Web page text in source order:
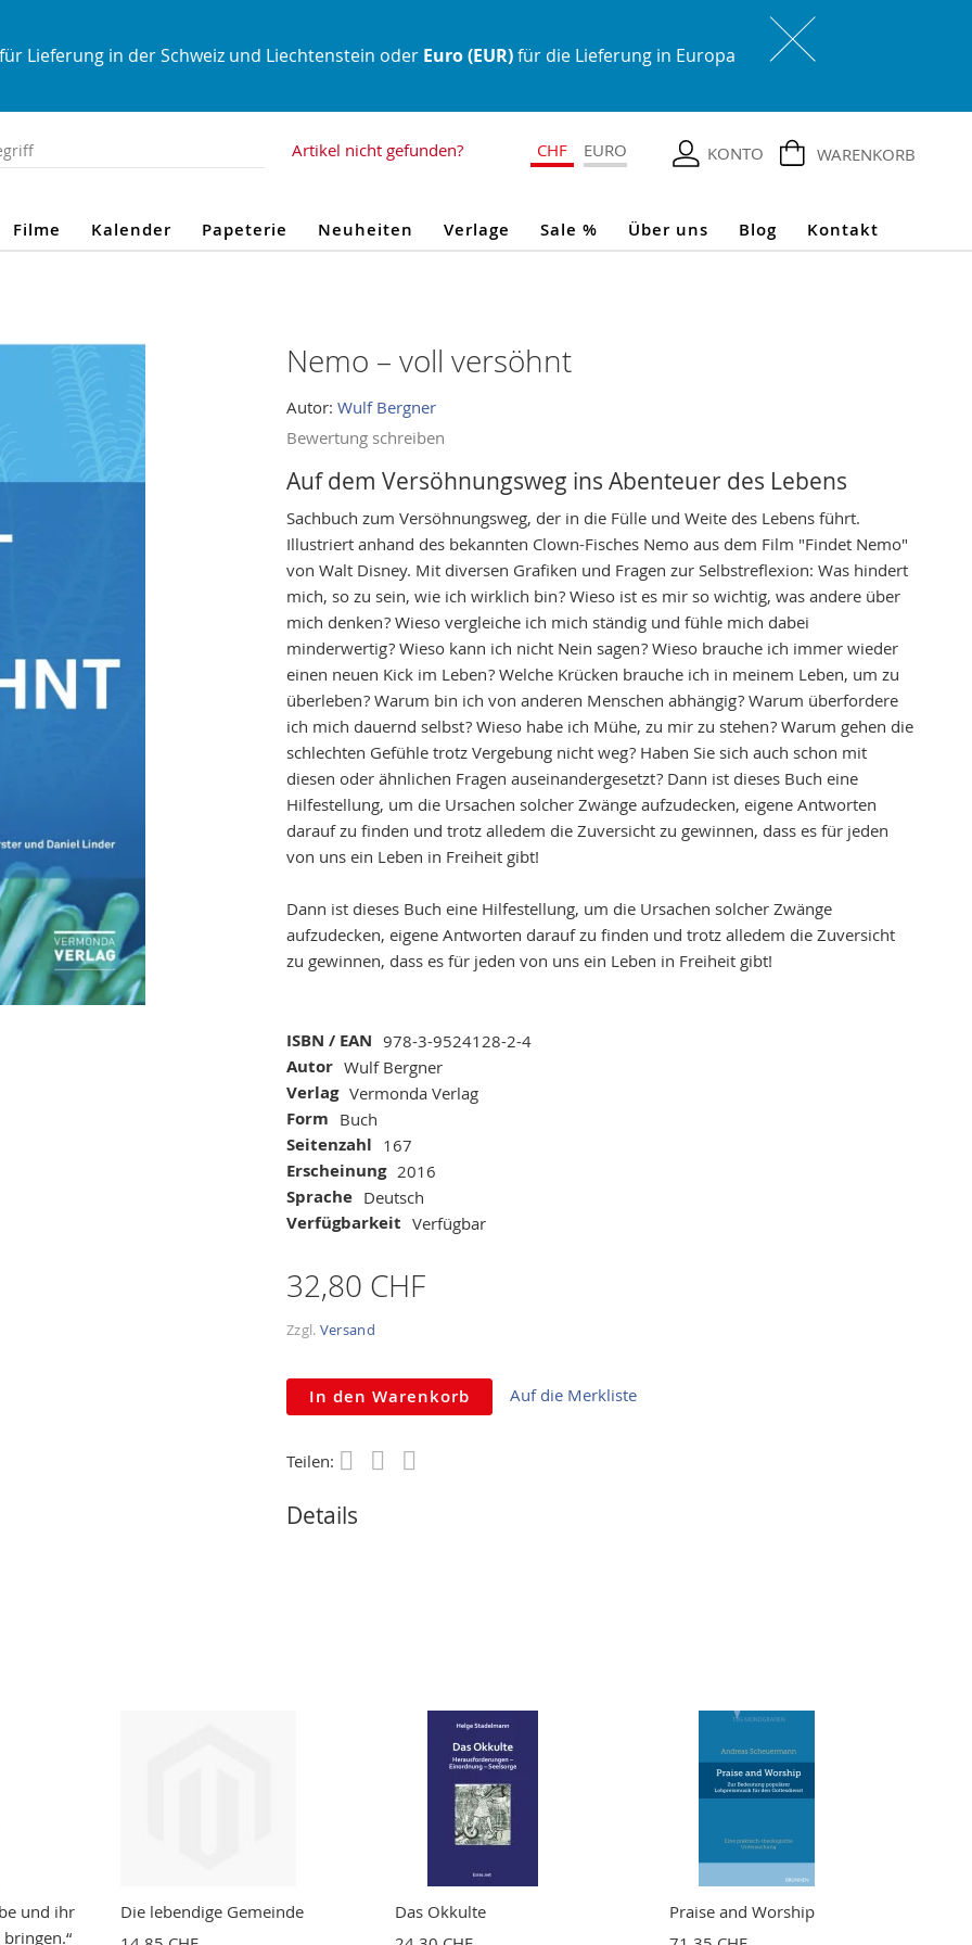
für Lieferung in der Schweiz und Liechtenstein oder Euro (EUR)für die Lieferung in Europa
WARENKORB
KONTO
Artikel nicht gefunden? CHF EURO
Filme Kalender Papeterie Neuheiten Verlage Sale % Über uns Blog Kontakt
Nemo – voll versöhnt
Autor: Wulf Bergner
Bewertung schreiben
Auf dem Versöhnungsweg ins Abenteuer des Lebens
Sachbuch zum Versöhnungsweg, der in die Fülle und Weite des Lebens führt.
Illustriert anhand des bekannten Clown-Fisches Nemo aus dem Film "Findet Nemo"
von Walt Disney. Mit diversen Grafiken und Fragen zur Selbstreflexion: Was hindert
mich, so zu sein, wie ich wirklich bin ? Wieso ist es mir so wichtig, was andere über
mich denken ? Wieso vergleiche ich mich ständig und fühle mich dabei
minderwertig ? Wieso kann ich nicht Nein sagen ? Wieso brauche ich immer wieder
einen neuen Kick im Leben ? Welche Krücken brauche ich in meinem Leben, um zu
überleben ? Warum bin ich von anderen Menschen abhängig ? Warum überfordere
ich mich dauernd selbst ? Wieso habe ich Mühe, zu mir zu stehen ? Warum gehen die
schlechten Gefühle trotz Vergebung nicht weg ? Haben Sie sich auch schon mit
diesen oder ähnlichen Fragen auseinandergesetzt ? Dann ist dieses Buch eine
Hilfestellung, um die Ursachen solcher Zwänge aufzudecken, eigene Antworten
darauf zu finden und trotz alledem die Zuversicht zu gewinnen, dass es für jeden
von uns ein Leben in Freiheit gibt!
Dann ist dieses Buch eine Hilfestellung, um die Ursachen solcher Zwänge
aufzudecken, eigene Antworten darauf zu finden und trotz alledem die Zuversicht
zu gewinnen, dass es für jeden von uns ein Leben in Freiheit gibt!
Mehr
Informationen
ISBN / EAN 978-3-9524128-2-4
Autor Wulf Bergner
Verlag Vermonda Verlag
Form Buch
Seitenzahl 167
Erscheinung 2016
Sprache Deutsch
Verfügbarkeit Verfügbar
32,80 CHF
Zzgl. Versand
In den Warenkorb Auf die Merkliste
Teilen:
Details
und ihr
Die lebendige Gemeinde
Das Okkulte
Praise and Worship